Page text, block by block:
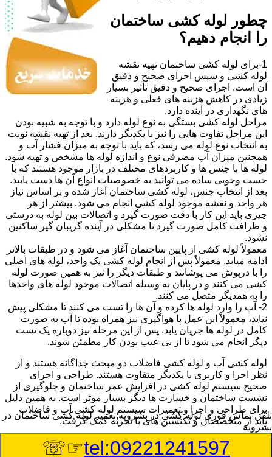
چطور لوله کشی ساختمان
را انجام دهیم؟
1-برای لوله کشی ساختمان تهیه نقشه
لوله کشی و سپس اجرای صحیح و دقیق
آن است. اجرای صحیح و دقیق تأثیر بسیار
زیادی در کاهش هزینه های فعلی و هزینه
های نگهداری در آینده دارد.
مراحل لوله کشی بستگی به نوع لوله دارد و با توجه به شبیه بودن
این مراحل تفاوت هایی را نیز با یکدیگر دارند. بعد از تهیه نقشه نوبت
به انتخاب نوع لوله می رسد، که باید با توجه به میزان فشار آب و
همچنین میزان آب مصرفی نوع و اندازه لوله ها مشخص و تهیه شود.
لوله ها با جنس ها و کاربردهای مختلف در بازار موجود هستند که با
جست وجویی ساده می توانید به خصوصیات انواع آن ها دست یابید.
بعد از انتخاب جنس، لوله کشی ساختمان آغاز شده و بر اساس نیاز
هر واحد و نقشه موجود لوله کشی انجام می شود. بیشتر از هر
چیزی باید این کار با دقت صورت گیرد و اتصالات بین لوله به درستی
و ظرافت کامل صورت گیرد تا مشکلی در آینده گریبان گیر ساکنین
نشود.
معمولاً لوله کشی از پایین ساختمان آغاز می شود و در طبقات بالاتر
ادامه میابد. معمولاً پس از انجام لوله کشی یک واحد، لوله های اصلی
را با درپوش می پوشانند و طبقات دیگر را نیز به همین صورت لوله
کشی می کنند و در پایان به وسیله اتصالات موجود لوله های واحدها
را به همدیگر متصل می کنند.
2- آب را وارد لوله ها کرده و آن ها را تست می کنند تا مشکلی پیش
نیاید، معمولاً این عمل با هواگیری نیز همراه بوده تا آب به صورت
کامل در لوله ها جریان یابد. پس از این مرحله نیز دوباره یک تست
دیگر انجام می شود تا از بی عیب بودن کار مطمئن شوند.
لوله کشی آب و لوله کشی فاضلاب دو مبحث جداگانه هستند و از
نظر اجرا و کاربری با یکدیگر متفاوت هستند. طراحی و اجرای
صحیح سیستم لوله کشی در افزایش عمر ساختمان و جلوگیری از
نشست ساختمان و خسارت ها دیگر بسیار موثر است. به همین دلیل
برای طراحی و اجرا و تعمیرات سیستم لوله کشی آب و فاضلاب
باید از متخصصان و تکنسین های با تجربه کمک گرفت.
8/10/2026 2:34:16 PM
:Published Date
تلفن تماس فوریلوله کشی در بشرویه,تعمیر لوله کشی ساختمان در
بشرویه
tel:09221241597
☞☏